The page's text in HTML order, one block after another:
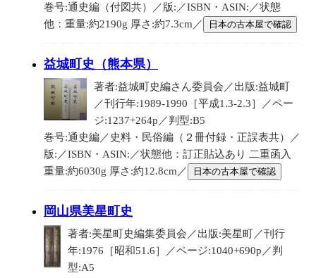
巻号:通史編（付図共）／版:／ISBN・ASIN:／状態
他：重量:約2190g 厚さ:約7.3cm／
日本の古本屋で確認
益城町史（熊本県）
著者:益城町史編さん委員会／出版:益城町
／刊行年:1989-1990［平成1.3-2.3］／ペー
ジ:1237+264p／判型:B5
巻号:通史編／史料・民俗編（２冊付録・正誤表共）／
版:／ISBN・ASIN:／状態他：訂正貼込あり 二重函入
重量:約6030g 厚さ:約12.8cm／
日本の古本屋で確認
岡山県美星町史
著者:美星町史編集委員会／出版:美星町／刊行
年:1976［昭和51.6］／ページ:1040+690p／判
型:A5